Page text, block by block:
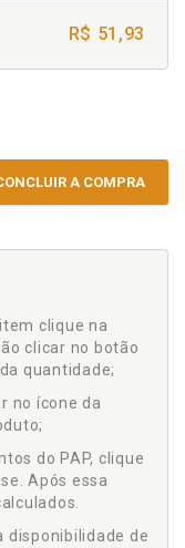
R$ 51,93
A COMPRA
clique na
clicar no botão
quantidade;
no ícone da
do PAP, clique
Após essa
disponibilidade de